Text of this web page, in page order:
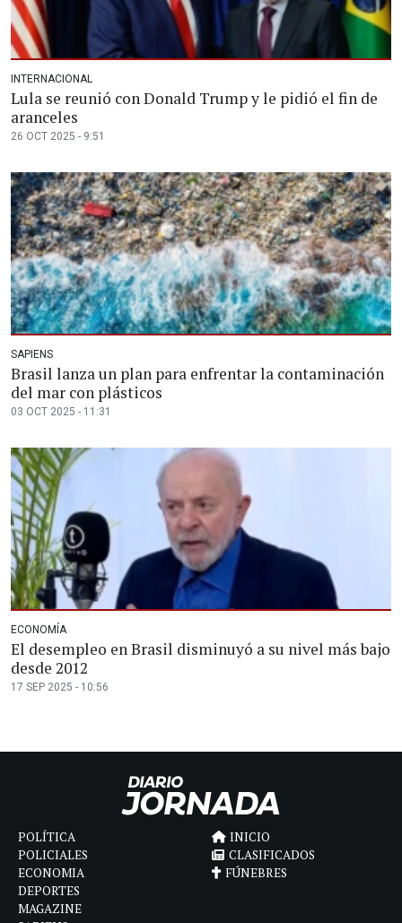
INTERNACIONAL
Lula se reunió con Donald Trump y le pidió el fin de
aranceles
26 OCT 2025 - 9:51
SAPIENS
Brasil lanza un plan para enfrentar la contaminación
del mar con plásticos
03 OCT 2025 - 11:31
ECONOMÍA
El desempleo en Brasil disminuyó a su nivel más bajo
desde 2012
17 SEP 2025 - 10:56
POLÍTICA
POLICIALES
ECONOMIA
DEPORTES
MAGAZINE
INICIO
CLASIFICADOS
FÚNEBRES